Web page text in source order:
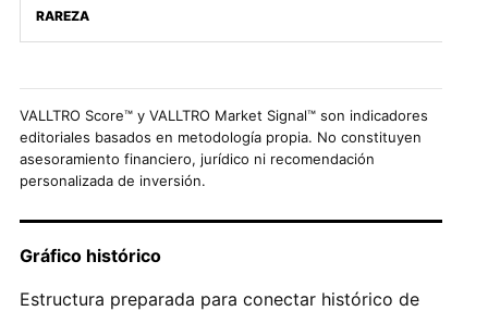
RAREZA
VALLTRO Score™ y VALLTRO Market Signal™ son indicadores
editoriales basados en metodología propia. No constituyen
asesoramiento financiero, jurídico ni recomendación
personalizada de inversión.
Gráfico histórico
Estructura preparada para conectar histórico de